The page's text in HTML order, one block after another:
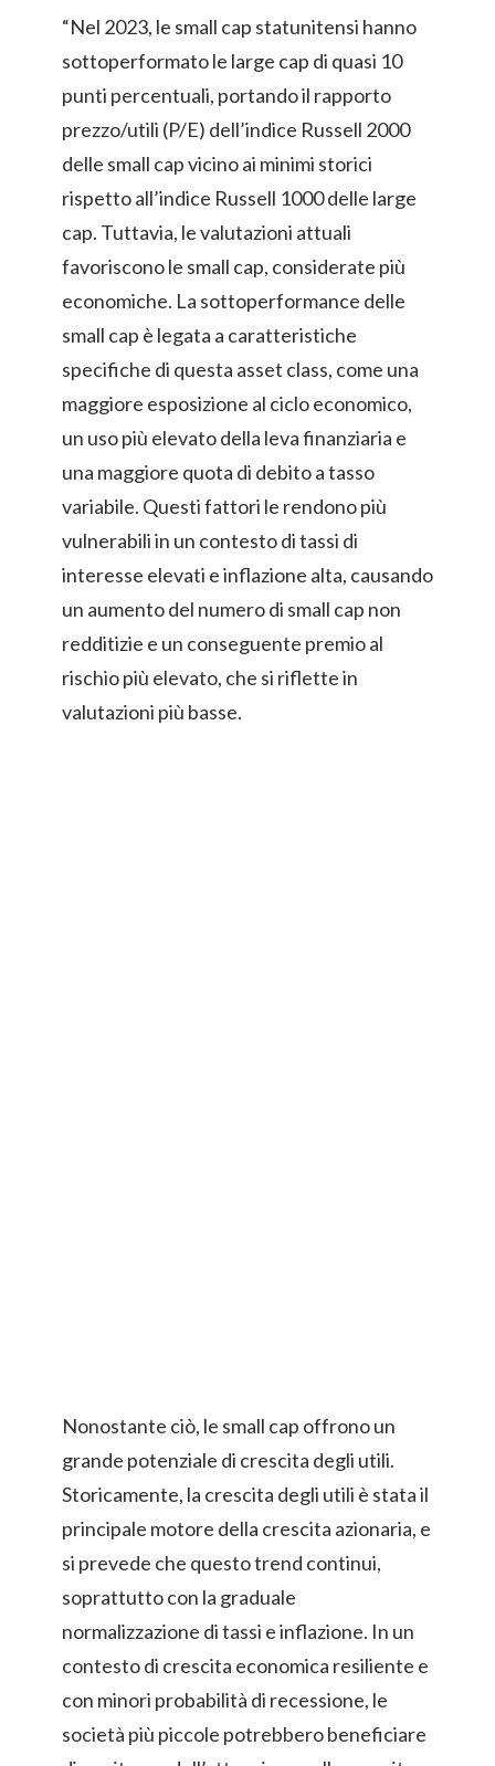
“Nel 2023, le small cap statunitensi hanno
sottoperformato le large cap di quasi 10
punti percentuali, portando il rapporto
prezzo/utili (P/E) dell’indice Russell 2000
delle small cap vicino ai minimi storici
rispetto all’indice Russell 1000 delle large
cap. Tuttavia, le valutazioni attuali
favoriscono le small cap, considerate più
economiche. La sottoperformance delle
small cap è legata a caratteristiche
specifiche di questa asset class, come una
maggiore esposizione al ciclo economico,
un uso più elevato della leva finanziaria e
una maggiore quota di debito a tasso
variabile. Questi fattori le rendono più
vulnerabili in un contesto di tassi di
interesse elevati e inflazione alta, causando
un aumento del numero di small cap non
redditizie e un conseguente premio al
rischio più elevato, che si riflette in
valutazioni più basse.
Nonostante ciò, le small cap offrono un
grande potenziale di crescita degli utili.
Storicamente, la crescita degli utili è stata il
principale motore della crescita azionaria, e
si prevede che questo trend continui,
soprattutto con la graduale
normalizzazione di tassi e inflazione. In un
contesto di crescita economica resiliente e
con minori probabilità di recessione, le
società più piccole potrebbero beneficiare